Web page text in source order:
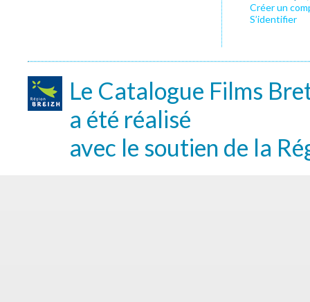
Créer un
S’identifier
Le Catalogue Films
a été réalisé
avec le soutien de la